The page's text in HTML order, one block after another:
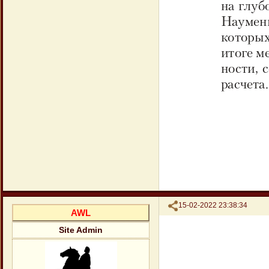
Поделиться
15-02-2022 23:38:34
AWL
Site Admin